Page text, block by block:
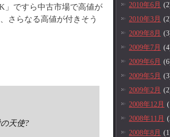
」ですら中古市場で高値が
さらなる高値が付きそう
天使?
2010年6月
2010年3月
2009年8月
2009年7月
2009年6月
2009年5月
2009年2月
2008年12月
2008年11月
2008年8月